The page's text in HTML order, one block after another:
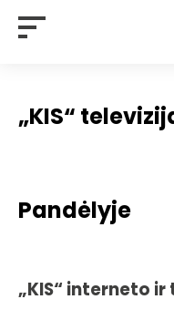
„KIS“
Pandėlyje
„KIS“ interneto